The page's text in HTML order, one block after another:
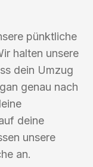
pünktliche
halten unsere
dein Umzug
genau nach
deine
unsere
an.